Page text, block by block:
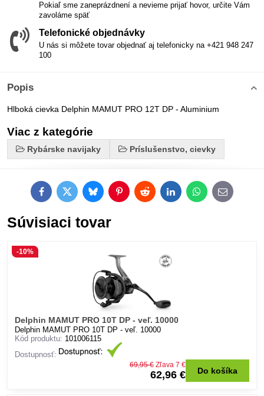
Pokiaľ sme zaneprázdnení a nevieme prijať hovor, určite Vám
zavoláme späť
Telefonické objednávky
U nás si môžete tovar objednať aj telefonicky na +421 948 247
100
Popis
Hlboká cievka Delphin MAMUT PRO 12T DP - Aluminium
Viac z kategórie
Rybárske navijaky Príslušenstvo, cievky
FacebookTwitterBlueskyPinterestRedditLinkedInWhatsApp
E-
mail
Súvisiaci tovar
Delphin MAMUT PRO 10T DP - veľ. 10000
-10%
Delphin MAMUT PRO 10T DP - veľ. 10000
Kód produktu: 101006115
Dostupnosť:
62,96 €
69,95 € Zľava 7 €
Do košíka